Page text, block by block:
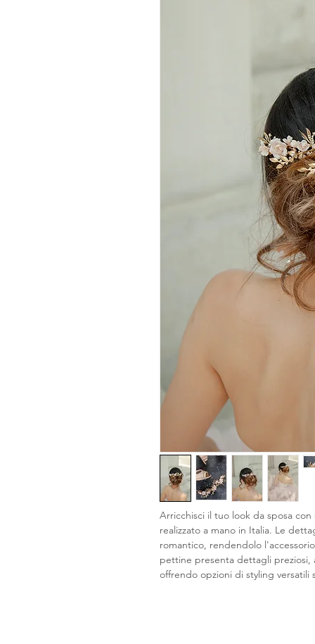
Arricchisci il tuo look da sposa
realizzato a mano in Italia. Le
romantico, rendendolo
pettine presenta dettagli preziosi,
offrendo opzioni di styling versatili